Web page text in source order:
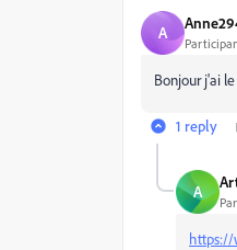
A
Bonjour j'ai
1 reply
A
https://